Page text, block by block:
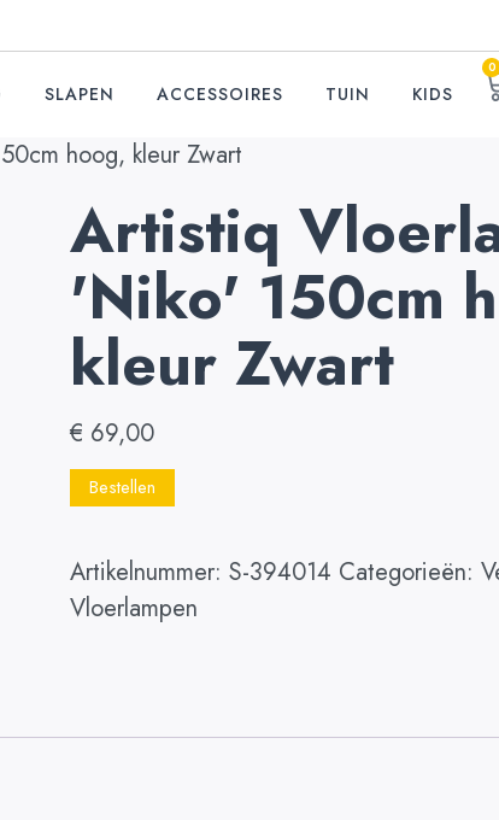
SLAPEN ACCESSOIRES TUIN KIDS
0
hoog, kleur Zwart
Artistiq
'Niko' 150cm
kleur Zwart
€ 69,00
Bestellen
Artikelnummer: S-394014 Categorieën:
Vloerlampen